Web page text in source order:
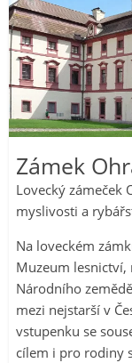
Zámek
Lovecký zámeček
myslivosti a
Na loveckém
Muzeum
Národního
mezi nejstarší v
vstupenku se
cílem i pro rodiny